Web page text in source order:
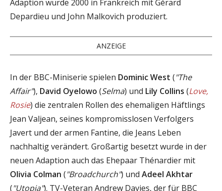
Adaption wurde 2000 in Frankreich mit Gérard
Depardieu und John Malkovich produziert.
ANZEIGE
In der BBC-Miniserie spielen Dominic West ("The
Affair"), David Oyelowo (Selma) und Lily Collins (Love,
Rosie) die zentralen Rollen des ehemaligen Häftlings
Jean Valjean, seines kompromisslosen Verfolgers
Javert und der armen Fantine, die Jeans Leben
nachhaltig verändert. Großartig besetzt wurde in der
neuen Adaption auch das Ehepaar Thénardier mit
Olivia Colman ("Broadchurch") und Adeel Akhtar
("Utopia"). TV-Veteran Andrew Davies, der für BBC